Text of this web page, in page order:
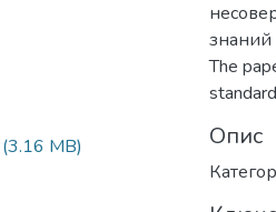
(3.16 MB)
знаний
The
Опис